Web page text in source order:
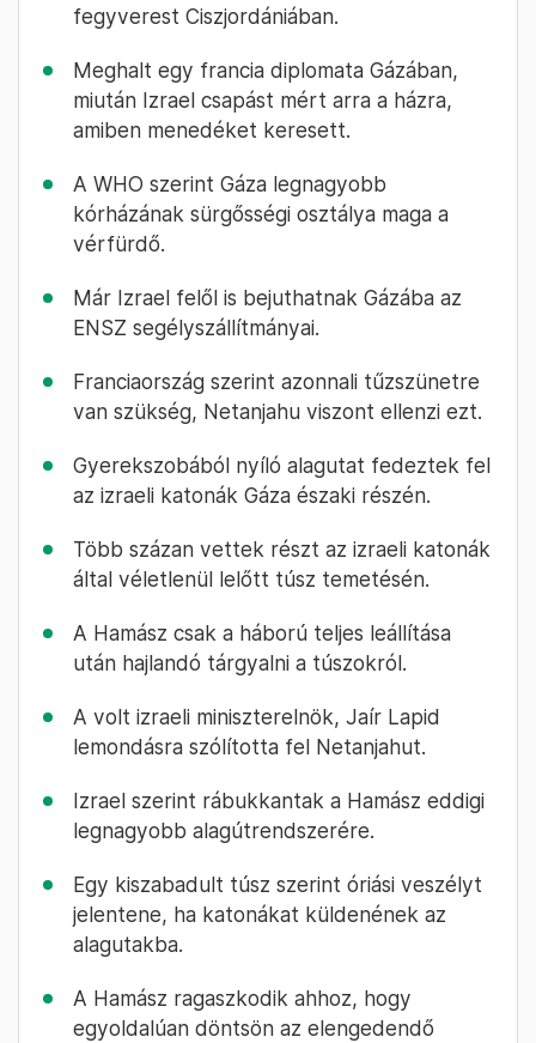
fegyverest Ciszjordániában.
Meghalt egy francia diplomata Gázában,
miután Izrael csapást mért arra a házra,
amiben menedéket keresett.
A WHO szerint Gáza legnagyobb
kórházának sürgősségi osztálya maga a
vérfürdő.
Már Izrael felől is bejuthatnak Gázába az
ENSZ segélyszállítmányai.
Franciaország szerint azonnali tűzszünetre
van szükség, Netanjahu viszont ellenzi ezt.
Gyerekszobából nyíló alagutat fedeztek fel
az izraeli katonák Gáza északi részén.
Több százan vettek részt az izraeli katonák
által véletlenül lelőtt túsz temetésén.
A Hamász csak a háború teljes leállítása
után hajlandó tárgyalni a túszokról.
A volt izraeli miniszterelnök, Jaír Lapid
lemondásra szólította fel Netanjahut.
Izrael szerint rábukkantak a Hamász eddigi
legnagyobb alagútrendszerére.
Egy kiszabadult túsz szerint óriási veszélyt
jelentene, ha katonákat küldenének az
alagutakba.
A Hamász ragaszkodik ahhoz, hogy
egyoldalúan döntsön az elengedendő